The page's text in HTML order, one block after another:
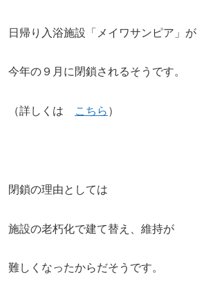
日帰り入浴施設「メイワサンピア」が
今年の９月に閉鎖されるそうです。
（詳しくは こちら ）
閉鎖の理由としては
施設の老朽化で建て替え、維持が
難しくなったからだそうです。